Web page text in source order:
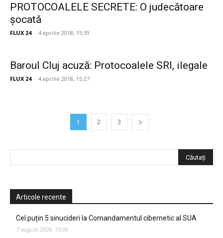
PROTOCOALELE SECRETE: O judecătoare
șocată
FLUX 24 - 4 aprilie 2018, 15:39
Baroul Cluj acuză: Protocoalele SRI, ilegale
FLUX 24 - 4 aprilie 2018, 15:27
1 2 3
Articole recente
Cel puțin 5 sinucideri la Comandamentul cibernetic al SUA
7 august 2026, 10:05